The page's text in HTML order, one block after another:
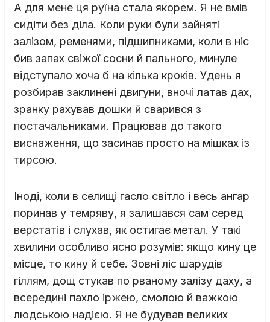
А для мене ця руїна стала якорем. Я не вмів
сидіти без діла. Коли руки були зайняті
залізом, ременями, підшипниками, коли в ніс
бив запах свіжої сосни й пального, минуле
відступало хоча б на кілька кроків. Удень я
розбирав заклинені двигуни, вночі латав дах,
зранку рахував дошки й сварився з
постачальниками. Працював до такого
виснаження, що засинав просто на мішках із
тирсою.
Іноді, коли в селищі гасло світло і весь ангар
поринав у темряву, я залишався сам серед
верстатів і слухав, як остигає метал. У такі
хвилини особливо ясно розумів: якщо кину це
місце, то кину й себе. Зовні ліс шарудів
гіллям, дощ стукав по рваному залізу даху, а
всередині пахло іржею, смолою й важкою
людською надією. Я не будував великих